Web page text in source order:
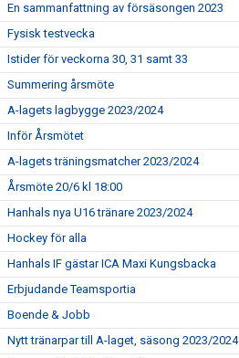
En sammanfattning av försäsongen 2023
Fysisk testvecka
Istider för veckorna 30, 31 samt 33
Summering årsmöte
A-lagets lagbygge 2023/2024
Inför Årsmötet
A-lagets träningsmatcher 2023/2024
Årsmöte 20/6 kl 18:00
Hanhals nya U16 tränare 2023/2024
Hockey för alla
Hanhals IF gästar ICA Maxi Kungsbacka
Erbjudande Teamsportia
Boende & Jobb
Nytt tränarpar till A-laget, säsong 2023/2024